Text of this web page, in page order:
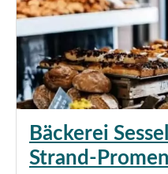
Bäckerei
Strand-